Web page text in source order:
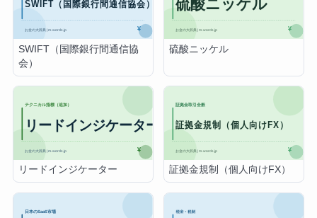
SWIFT（国際銀行間通信協
会）
硫酸ニッケル
リードインジケーター 証拠金規制（個人向けFX）